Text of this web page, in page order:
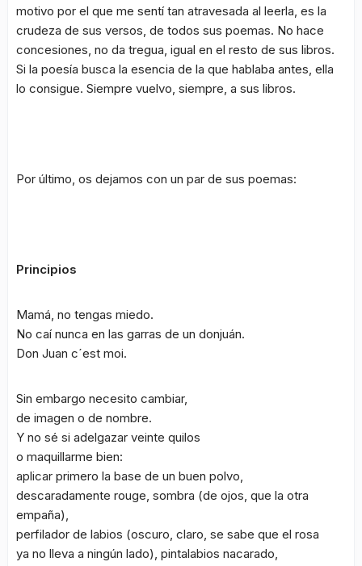
motivo por el que me sentí tan atravesada al leerla, es la
crudeza de sus versos, de todos sus poemas. No hace
concesiones, no da tregua, igual en el resto de sus libros.
Si la poesía busca la esencia de la que hablaba antes, ella
lo consigue. Siempre vuelvo, siempre, a sus libros.
Por último, os dejamos con un par de sus poemas:
Principios
Mamá, no tengas miedo.
No caí nunca en las garras de un donjuán.
Don Juan c´est moi.
Sin embargo necesito cambiar,
de imagen o de nombre.
Y no sé si adelgazar veinte quilos
o maquillarme bien:
aplicar primero la base de un buen polvo,
descaradamente rouge, sombra (de ojos, que la otra
empaña),
perfilador de labios (oscuro, claro, se sabe que el rosa
ya no lleva a ningún lado), pintalabios nacarado,